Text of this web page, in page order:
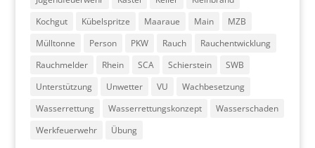
Kochgut
Kübelspritze Maaraue Main
MZB
Mülltonne
Person PKW Rauch
Rauchentwicklung
Rauchmelder
Rhein SCA Schierstein
SWB
Unterstützung
Unwetter VU
Wachbesetzung
Wasserrettung
Wasserrettungskonzept
Wasserschaden
Werkfeuerwehr
Übung